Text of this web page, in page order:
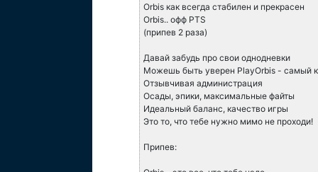
Orbis как всегда стабилен и прекрасен
Orbis.. офф PTS
(припев 2 раза)
Давай забудь про свои однодневки
Можешь быть уверен PlayOrbis - самый
Отзывчивая администрация
Осады, эпики, максимальные файты
Идеальный баланс, качество игры
Это то, что тебе нужно мимо не проходи!
Припев: